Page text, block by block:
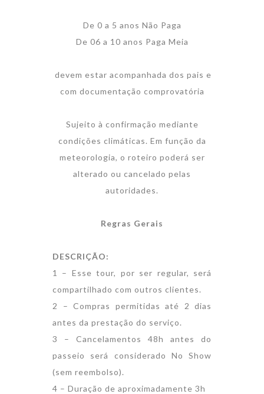
De 0 a 5 anos Não Paga
De 06 a 10 anos Paga Meia
devem estar acompanhada dos pais e
com documentação comprovatória
Sujeito à confirmação mediante
condições climáticas. Em função da
meteorologia, o roteiro poderá ser
alterado ou cancelado pelas
autoridades.
Regras Gerais
DESCRIÇÃO:
1 – Esse tour, por ser regular, será
compartilhado com outros clientes.
2 – Compras permitidas até 2 dias
antes da prestação do serviço.
3 – Cancelamentos 48h antes do
passeio será considerado No Show
(sem reembolso).
4 – Duração de aproximadamente 3h